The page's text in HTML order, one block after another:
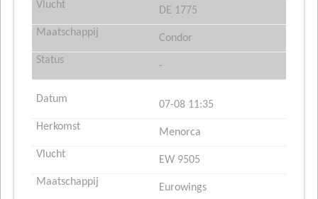
DE 1775
Condor
-
07-08 11:35
Menorca
EW 9505
Eurowings